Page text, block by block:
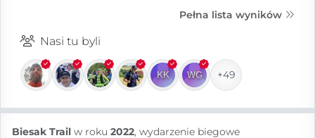
Pełna lista wyników
Nasi tu byli
+49
Biesak Trail w roku 2022, wydarzenie biegowe